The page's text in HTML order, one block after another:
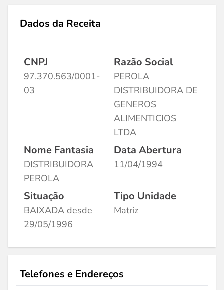
Dados da Receita
CNPJ
97.370.563/0001-
03
Razão Social
PEROLA
DISTRIBUIDORA DE
GENEROS
ALIMENTICIOS
LTDA
Nome Fantasia
DISTRIBUIDORA
PEROLA
Data Abertura
11/04/1994
Situação
BAIXADA desde
29/05/1996
Tipo Unidade
Matriz
Telefones e Endereços